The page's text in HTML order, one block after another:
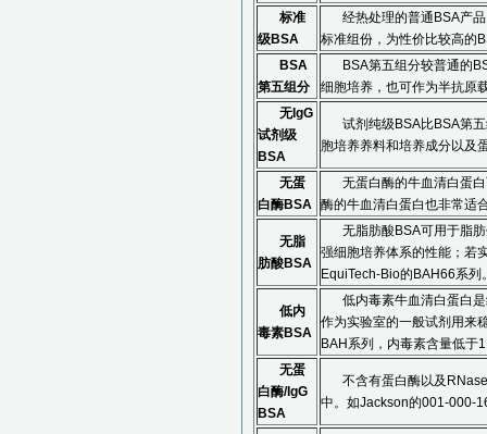
标准
级BSA
经热处理的普通BSA产
标准组份，为性价比较高的
BSA
第五组分
BSA第五组分较普通的
细胞培养，也可作为半抗原
无IgG
试剂级
BSA
试剂纯级BSA比BSA第
胞培养养料和培养成分以及
无蛋
白酶BSA
无蛋白酶的牛血清白蛋
酶的牛血清白蛋白也非常适
无脂
肪酸BSA
无脂肪酸BSA可用于脂
强细胞培养体系的性能；若
EquiTech-Bio的BAH66系列
低内
毒素BSA
低内毒素牛血清白蛋白
作为实验室的一般试剂用来
BAH系列，内毒素含量低于
无蛋
白酶/IgG
BSA
不含有蛋白酶以及
中。如Jackson的001-000-